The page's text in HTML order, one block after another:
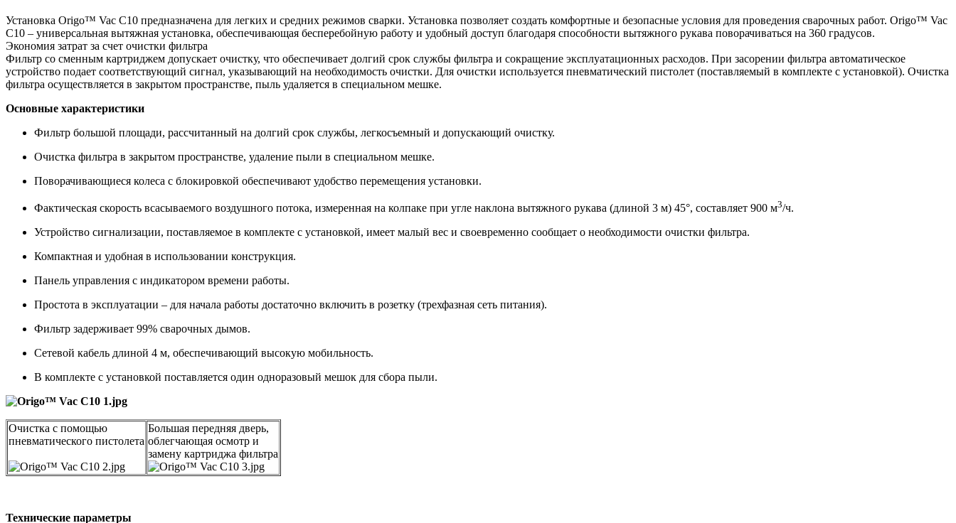
Установка Origo™ Vac C10 предназначена для легких и средних режимов сварки. Установка позволяет создать комфортные и безопасные условия для проведения сварочных работ. Origo™ Vac
C10 – универсальная вытяжная установка, обеспечивающая бесперебойную работу и удобный доступ благодаря способности вытяжного рукава поворачиваться на 360 градусов.
Экономия затрат за счет очистки фильтра
Фильтр со сменным картриджем допускает очистку, что обеспечивает долгий срок службы фильтра и сокращение эксплуатационных расходов. При засорении фильтра автоматическое
устройство подает соответствующий сигнал, указывающий на необходимость очистки. Для очистки используется пневматический пистолет (поставляемый в комплекте с установкой). Очистка
фильтра осуществляется в закрытом пространстве, пыль удаляется в специальном мешке.
Основные характеристики
Фильтр большой площади, рассчитанный на долгий срок службы, легкосъемный и допускающий очистку.
Очистка фильтра в закрытом пространстве, удаление пыли в специальном мешке.
Поворачивающиеся колеса с блокировкой обеспечивают удобство перемещения установки.
Фактическая скорость всасываемого воздушного потока, измеренная на колпаке при угле наклона вытяжного рукава (длиной 3 м) 45°, составляет 900 м3/ч.
Устройство сигнализации, поставляемое в комплекте с установкой, имеет малый вес и своевременно сообщает о необходимости очистки фильтра.
Компактная и удобная в использовании конструкция.
Панель управления с индикатором времени работы.
Простота в эксплуатации – для начала работы достаточно включить в розетку (трехфазная сеть питания).
Фильтр задерживает 99% сварочных дымов.
Сетевой кабель длиной 4 м, обеспечивающий высокую мобильность.
В комплекте с установкой поставляется один одноразовый мешок для сбора пыли.
Очистка с помощью
пневматического пистолета
Большая передняя дверь,
облегчающая осмотр и
замену картриджа фильтра
Технические параметры